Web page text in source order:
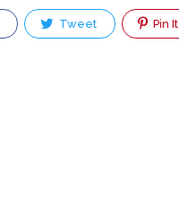
Tweet Pin It